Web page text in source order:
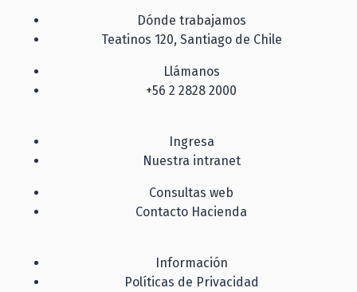
Dónde trabajamos
Teatinos 120, Santiago de Chile
Llámanos
+56 2 2828 2000
Ingresa
Nuestra intranet
Consultas web
Contacto Hacienda
Información
Políticas de Privacidad